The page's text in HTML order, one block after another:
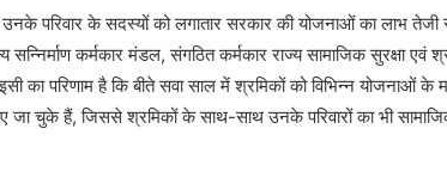
परिवार के सदस्यों को लगातार सरकार की योजनाओं का लाभ तेजी
कर्मकार मंडल, संगठित कर्मकार राज्य सामाजिक सुरक्षा एवं
परिणाम है कि बीते सवा साल में श्रमिकों को विभिन्न योजनाओं के
चुके हैं, जिससे श्रमिकों के साथ-साथ उनके परिवारों का भी